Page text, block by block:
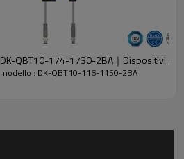
DK-QBT10-174-1730-2BA｜Dispositivi di
modello : DK-QBT10-116-1150-2BA